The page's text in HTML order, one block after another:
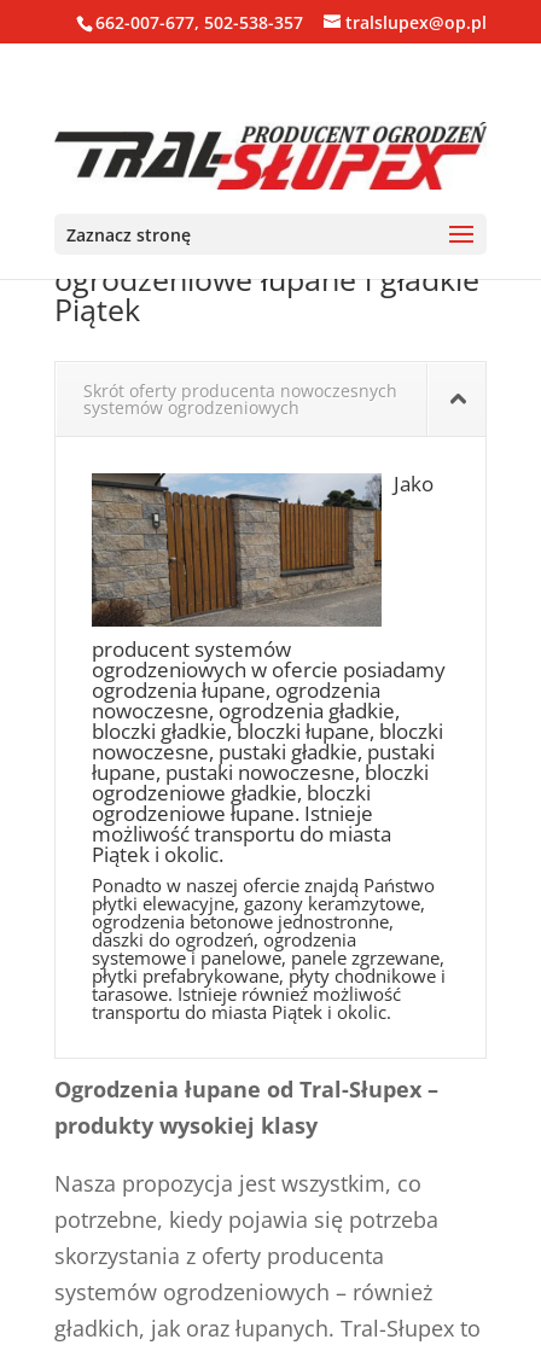
662-007-677, 502-538-357 tralslupex@op.pl
Zaznacz stronę
Ogrodzenia, bloczki, pustaki
ogrodzeniowe łupane i gładkie
Piątek
Skrót oferty producenta nowoczesnych
systemów ogrodzeniowych
Jako
producent systemów
ogrodzeniowych w ofercie posiadamy
ogrodzenia łupane, ogrodzenia
nowoczesne, ogrodzenia gładkie,
bloczki gładkie, bloczki łupane, bloczki
nowoczesne, pustaki gładkie, pustaki
łupane, pustaki nowoczesne, bloczki
ogrodzeniowe gładkie, bloczki
ogrodzeniowe łupane. Istnieje
możliwość transportu do miasta
Piątek i okolic.
Ponadto w naszej ofercie znajdą Państwo
płytki elewacyjne, gazony keramzytowe,
ogrodzenia betonowe jednostronne,
daszki do ogrodzeń, ogrodzenia
systemowe i panelowe, panele zgrzewane,
płytki prefabrykowane, płyty chodnikowe i
tarasowe. Istnieje również możliwość
transportu do miasta Piątek i okolic.
Ogrodzenia łupane od Tral-Słupex –
produkty wysokiej klasy
Nasza propozycja jest wszystkim, co
potrzebne, kiedy pojawia się potrzeba
skorzystania z oferty producenta
systemów ogrodzeniowych – również
gładkich, jak oraz łupanych. Tral-Słupex to